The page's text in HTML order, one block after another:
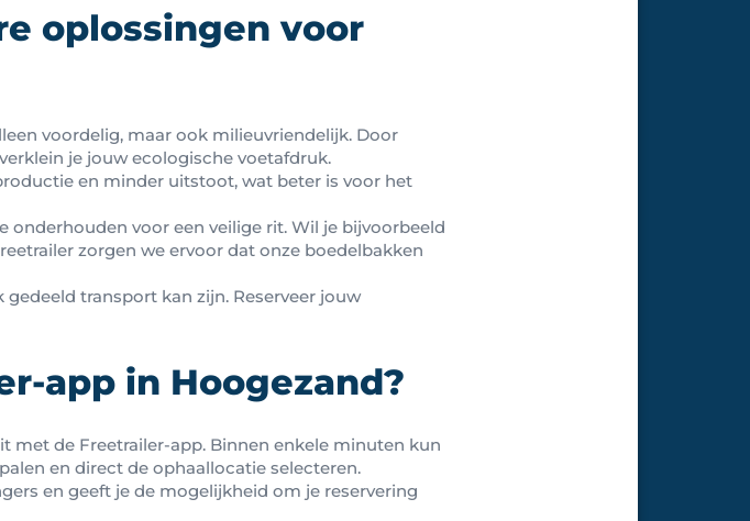
oplossingen voor
voordelig, maar ook milieuvriendelijk. Door
je jouw ecologische voetafdruk.
en minder uitstoot, wat beter is voor het
onderhouden voor een veilige rit. Wil je bijvoorbeeld
zorgen we ervoor dat onze boedelbakken
transport kan zijn. Reserveer jouw
app in Hoogezand?
met de Freetrailer-app. Binnen enkele minuten kun
en direct de ophaallocatie selecteren.
en geeft je de mogelijkheid om je reservering